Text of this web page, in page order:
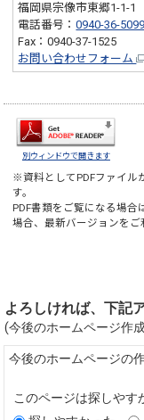
福岡県宗像市東郷1-1-1
電話番号：0940-36-5099
Fax：0940-37-1525
お問い合わせフォーム
別ウィンドウで開きます
※資料としてPDFファイル
す。
PDF書類をご覧になる場合
場合、最新バージョンをご